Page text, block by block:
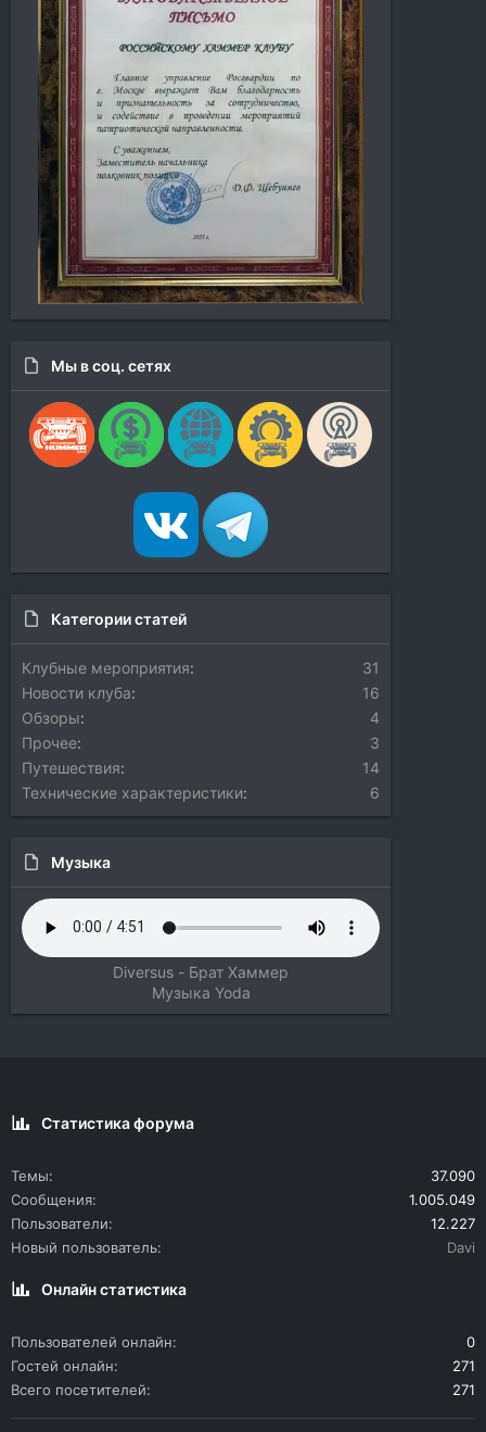
Мы в соц. сетях
Категории статей
Клубные мероприятия
31
Новости клуба
16
Обзоры
4
Прочее
3
Путешествия
14
Технические характеристики
6
Музыка
Diversus - Брат Хаммер
Музыка Yoda
Статистика форума
Темы
37.090
Сообщения
1.005.049
Пользователи
12.227
Новый пользователь
Davi
Онлайн статистика
Пользователей онлайн
0
Гостей онлайн
271
Всего посетителей
271